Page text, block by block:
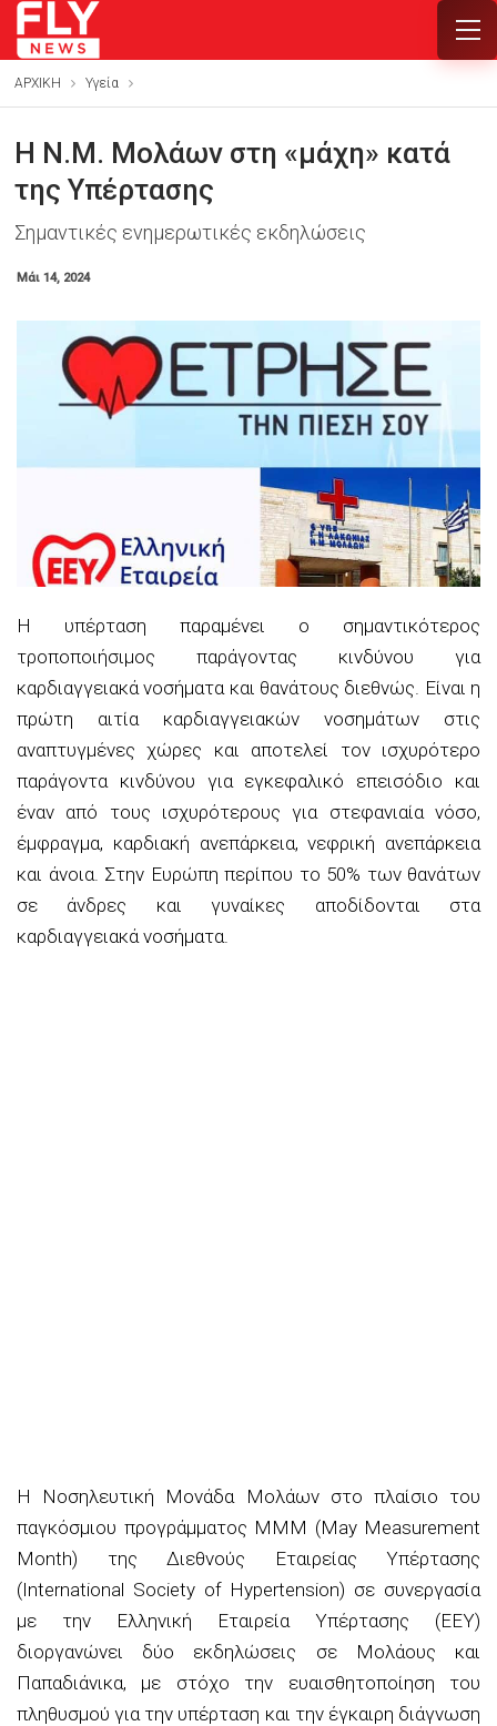
ΑΡΧΙΚΗ Υγεία
Η Ν.Μ. Μολάων στη «μάχη» κατά
της Υπέρτασης
Σημαντικές ενημερωτικές εκδηλώσεις
Μάι 14, 2024
Η υπέρταση παραμένει ο σημαντικότερος
τροποποιήσιμος παράγοντας κινδύνου για
καρδιαγγειακά νοσήματα και θανάτους διεθνώς. Είναι η
πρώτη αιτία καρδιαγγειακών νοσημάτων στις
αναπτυγμένες χώρες και αποτελεί τον ισχυρότερο
παράγοντα κινδύνου για εγκεφαλικό επεισόδιο και
έναν από τους ισχυρότερους για στεφανιαία νόσο,
έμφραγμα, καρδιακή ανεπάρκεια, νεφρική ανεπάρκεια
και άνοια. Στην Ευρώπη περίπου το 50% των θανάτων
σε άνδρες και γυναίκες αποδίδονται στα
καρδιαγγειακά νοσήματα.
Η Νοσηλευτική Μονάδα Μολάων στο πλαίσιο του
παγκόσμιου προγράμματος ΜΜΜ (May Measurement
Month) της Διεθνούς Εταιρείας Υπέρτασης
(International Society of Hypertension) σε συνεργασία
με την Ελληνική Εταιρεία Υπέρτασης (ΕΕΥ)
διοργανώνει δύο εκδηλώσεις σε Μολάους και
Παπαδιάνικα, με στόχο την ευαισθητοποίηση του
πληθυσμού για την υπέρταση και την έγκαιρη διάγνωση